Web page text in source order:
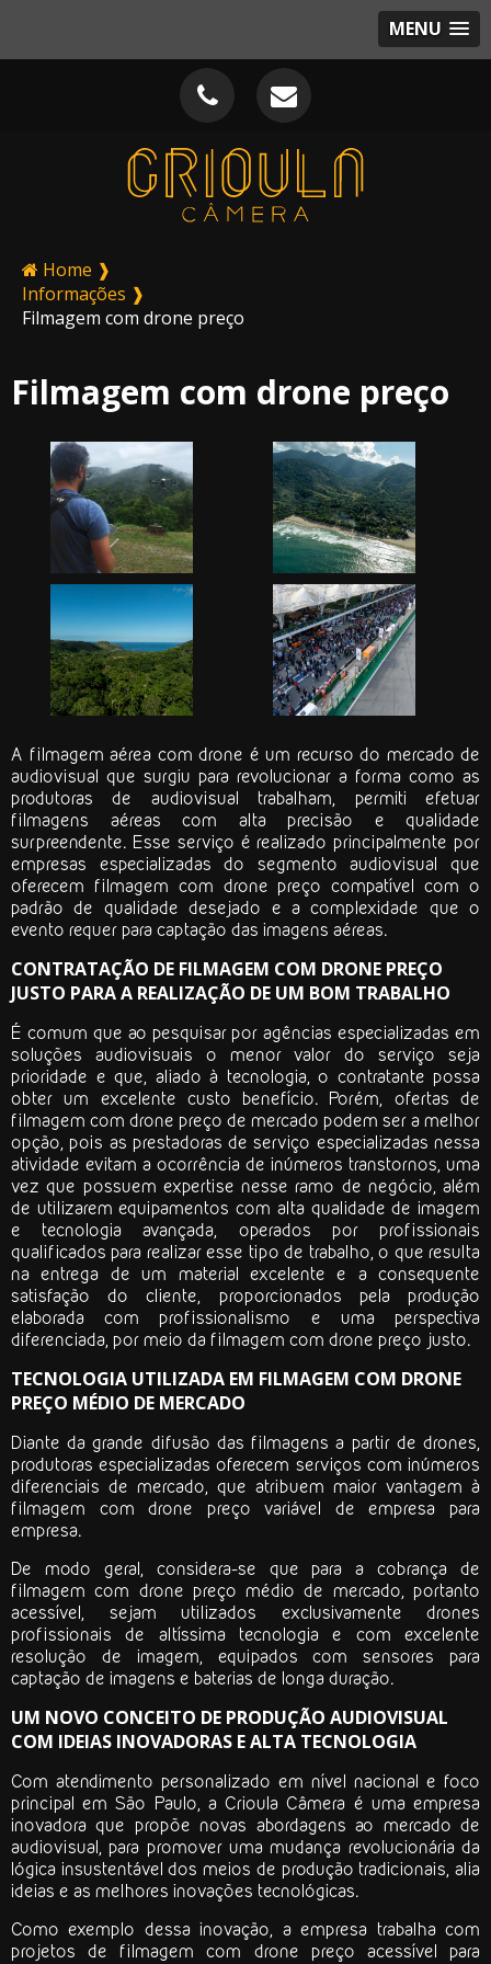
MENU
Home ❱
Informações ❱
Filmagem com drone preço
Filmagem com drone preço
A filmagem aérea com drone é um recurso do mercado de
audiovisual que surgiu para revolucionar a forma como as
produtoras de audiovisual trabalham, permiti efetuar
filmagens aéreas com alta precisão e qualidade
surpreendente. Esse serviço é realizado principalmente por
empresas especializadas do segmento audiovisual que
oferecem filmagem com drone preço compatível com o
padrão de qualidade desejado e a complexidade que o
evento requer para captação das imagens aéreas.
CONTRATAÇÃO DE FILMAGEM COM DRONE PREÇO
JUSTO PARA A REALIZAÇÃO DE UM BOM TRABALHO
É comum que ao pesquisar por agências especializadas em
soluções audiovisuais o menor valor do serviço seja
prioridade e que, aliado à tecnologia, o contratante possa
obter um excelente custo benefício. Porém, ofertas de
filmagem com drone preço de mercado podem ser a melhor
opção, pois as prestadoras de serviço especializadas nessa
atividade evitam a ocorrência de inúmeros transtornos, uma
vez que possuem expertise nesse ramo de negócio, além
de utilizarem equipamentos com alta qualidade de imagem
e tecnologia avançada, operados por profissionais
qualificados para realizar esse tipo de trabalho, o que resulta
na entrega de um material excelente e a consequente
satisfação do cliente, proporcionados pela produção
elaborada com profissionalismo e uma perspectiva
diferenciada, por meio da filmagem com drone preço justo.
TECNOLOGIA UTILIZADA EM FILMAGEM COM DRONE
PREÇO MÉDIO DE MERCADO
Diante da grande difusão das filmagens a partir de drones,
produtoras especializadas oferecem serviços com inúmeros
diferenciais de mercado, que atribuem maior vantagem à
filmagem com drone preço variável de empresa para
empresa.
De modo geral, considera-se que para a cobrança de
filmagem com drone preço médio de mercado, portanto
acessível, sejam utilizados exclusivamente drones
profissionais de altíssima tecnologia e com excelente
resolução de imagem, equipados com sensores para
captação de imagens e baterias de longa duração.
UM NOVO CONCEITO DE PRODUÇÃO AUDIOVISUAL
COM IDEIAS INOVADORAS E ALTA TECNOLOGIA
Com atendimento personalizado em nível nacional e foco
principal em São Paulo, a Crioula Câmera é uma empresa
inovadora que propõe novas abordagens ao mercado de
audiovisual, para promover uma mudança revolucionária da
lógica insustentável dos meios de produção tradicionais, alia
ideias e as melhores inovações tecnológicas.
Como exemplo dessa inovação, a empresa trabalha com
projetos de filmagem com drone preço acessível para